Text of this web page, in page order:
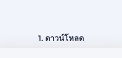
1. ดาวน์โหลด